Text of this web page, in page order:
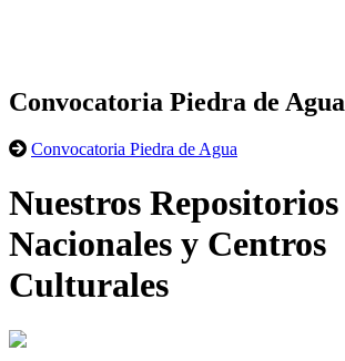
Convocatoria Piedra de Agua
Convocatoria Piedra de Agua
Nuestros Repositorios
Nacionales y Centros
Culturales